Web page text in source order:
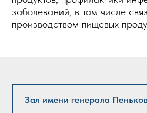
заболеваний, в том числе
производством пищевых